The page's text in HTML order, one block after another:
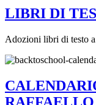
LIBRI DI
Adozioni libri di testo